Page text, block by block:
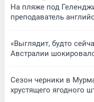
На пляже под
преподаватель
«Выглядит, будто
Австралии
Сезон черники в
хрустящего ягодного